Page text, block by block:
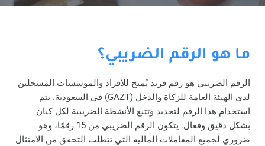
ما هو الرقم الضريبي؟
الرقم الضريبي هو رقم فريد يُمنح للأفراد والمؤسسات المسجلين
لدى الهيئة العامة للزكاة والدخل (GAZT) في السعودية. يتم
استخدام هذا الرقم لتحديد وتتبع الأنشطة الضريبية لكل كيان
بشكل دقيق وفعال. يتكون الرقم الضريبي من 15 رقمًا، وهو
ضروري لجميع المعاملات المالية التي تتطلب التحقق من الامتثال